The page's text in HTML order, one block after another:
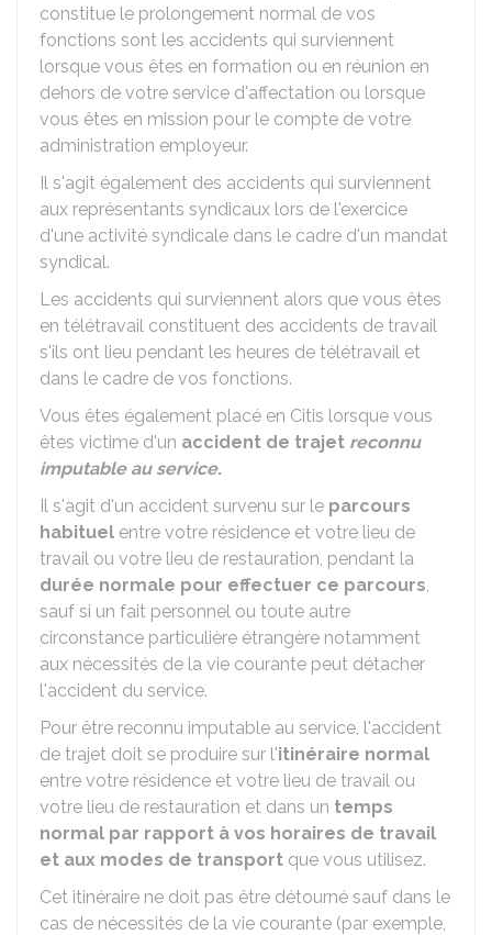
constitue le prolongement normal de vos
fonctions sont les accidents qui surviennent
lorsque vous êtes en formation ou en réunion en
dehors de votre service d'affectation ou lorsque
vous êtes en mission pour le compte de votre
administration employeur.
Il s'agit également des accidents qui surviennent
aux représentants syndicaux lors de l'exercice
d'une activité syndicale dans le cadre d'un mandat
syndical.
Les accidents qui surviennent alors que vous êtes
en télétravail constituent des accidents de travail
s'ils ont lieu pendant les heures de télétravail et
dans le cadre de vos fonctions.
Vous êtes également placé en Citis lorsque vous
êtes victime d'un accident de trajet reconnu
imputable au service.
Il s'agit d'un accident survenu sur le parcours
habituel entre votre résidence et votre lieu de
travail ou votre lieu de restauration, pendant la
durée normale pour effectuer ce parcours,
sauf si un fait personnel ou toute autre
circonstance particulière étrangère notamment
aux nécessités de la vie courante peut détacher
l'accident du service.
Pour être reconnu imputable au service, l'accident
de trajet doit se produire sur l'itinéraire normal
entre votre résidence et votre lieu de travail ou
votre lieu de restauration et dans un temps
normal par rapport à vos horaires de travail
et aux modes de transport que vous utilisez.
Cet itinéraire ne doit pas être détourné sauf dans le
cas de nécessités de la vie courante (par exemple,